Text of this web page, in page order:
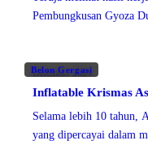
Pembungkusan Gyoza
Belon Gergasi
Disember 2024
Inflatable Krismas
Selama lebih 10 tahun,
yang dipercayai dalam